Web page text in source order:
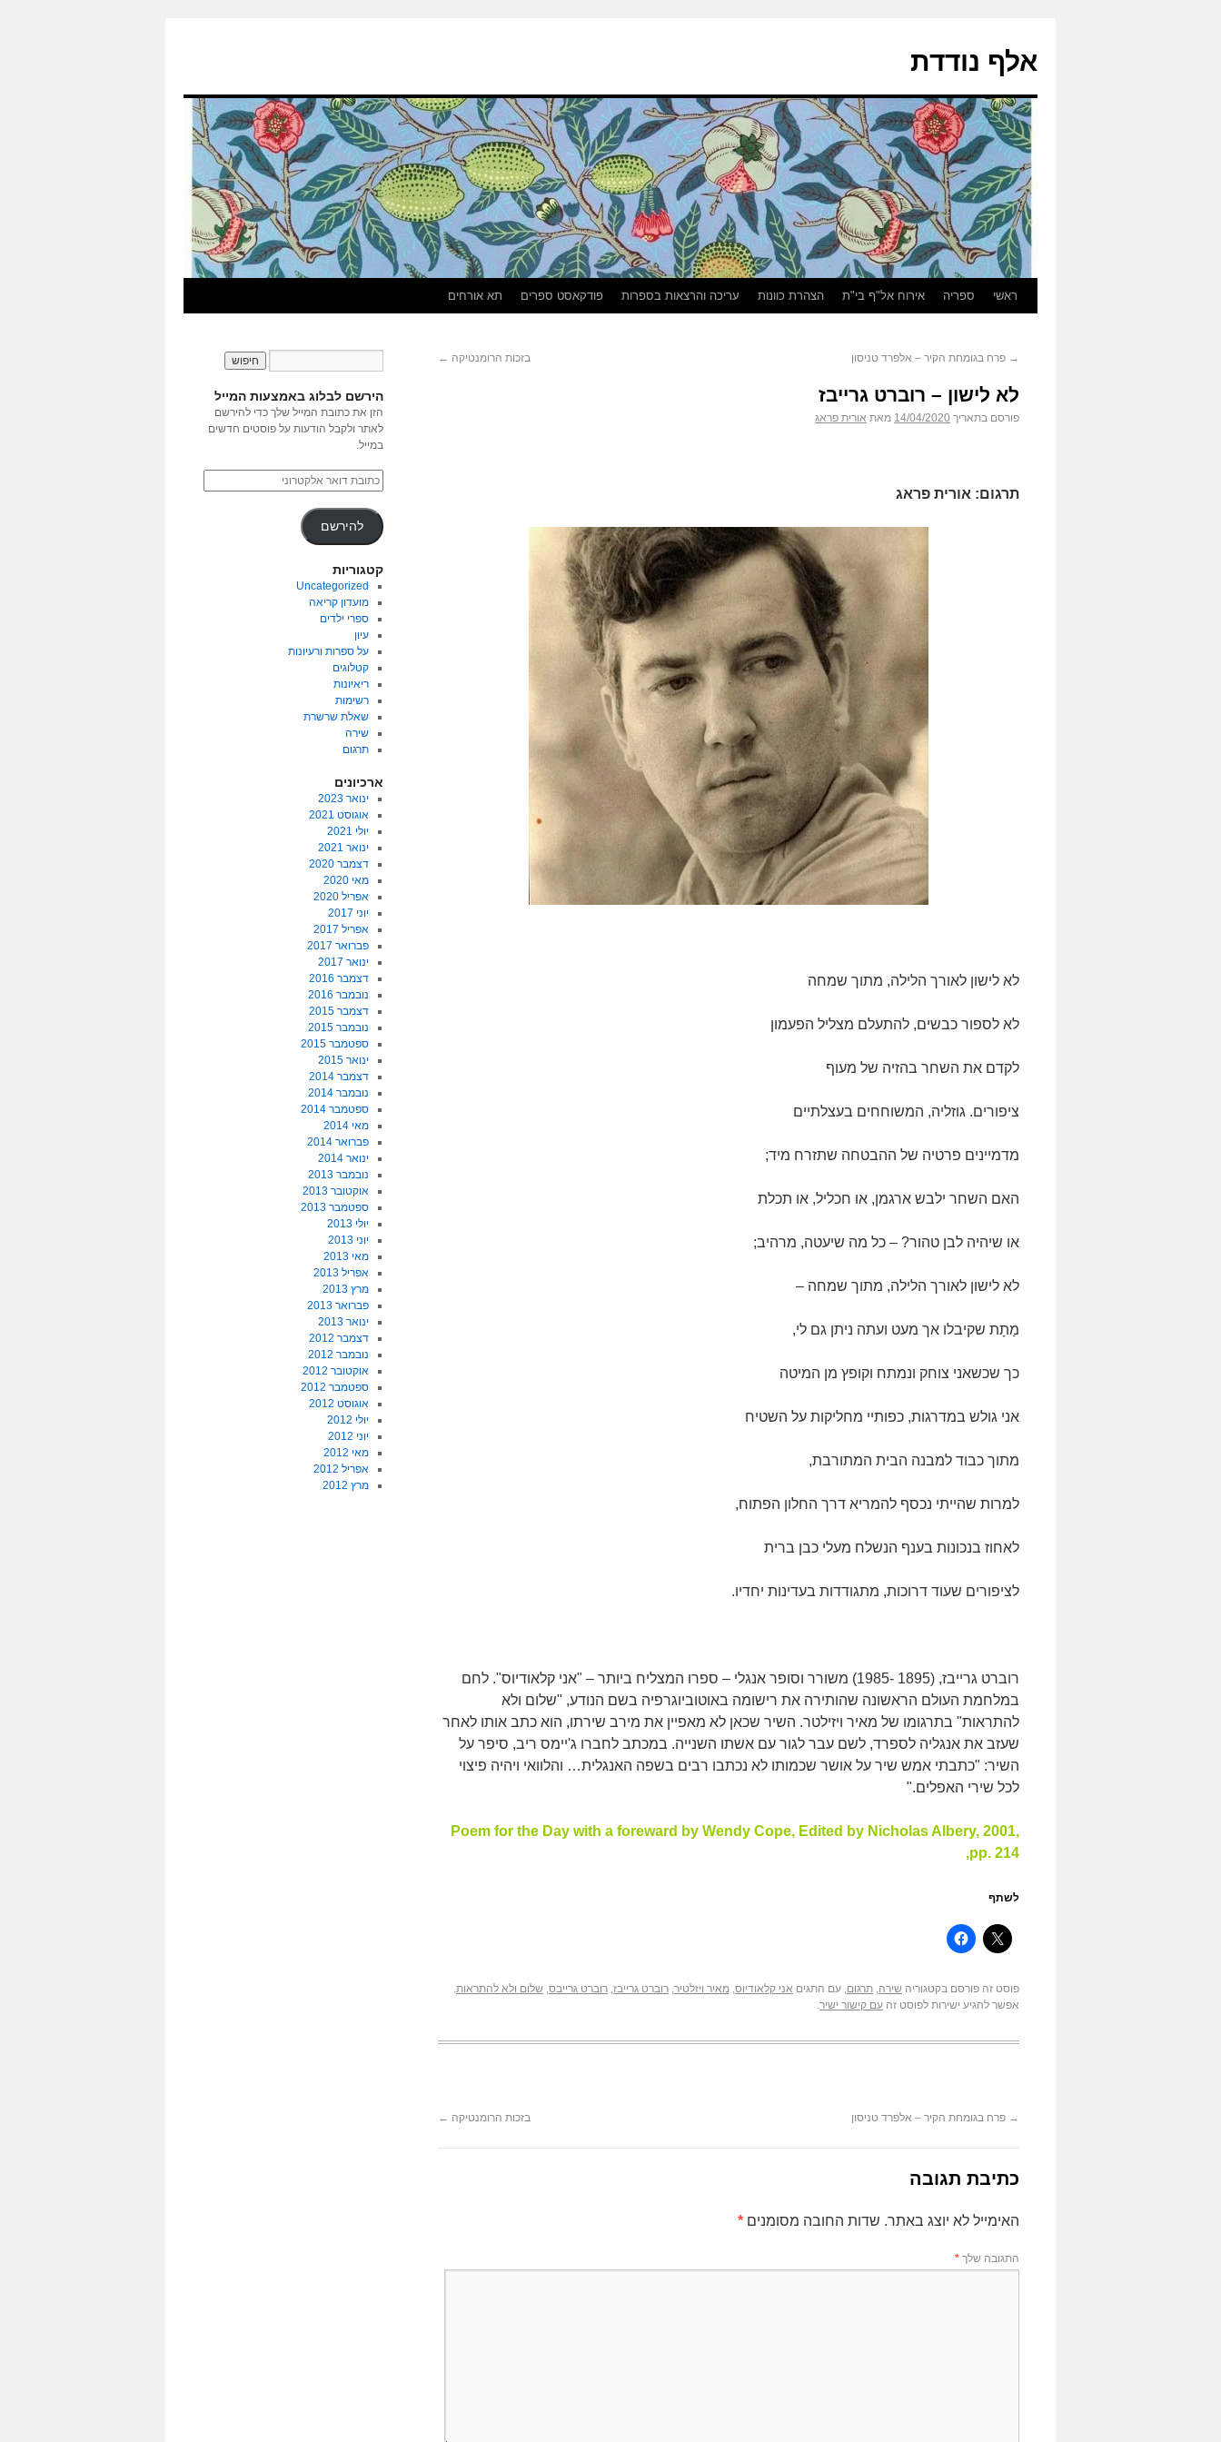
אלף נודדת
ראשי ספריה אירוח אל"ף בי"ת הצהרת כוונות עריכה והרצאות בספרות פודקאסט ספרים תא אורחים
→ פרח בגומחת הקיר – אלפרד טניסון בזכות הרומנטיקה ←
לא לישון – רוברט גרייבז
פורסם בתאריך 14/04/2020 מאת אורית פראג
תרגום: אורית פראג
לא לישון לאורך הלילה, מתוך שמחה
לא לספור כבשים, להתעלם מצליל הפעמון
לקדם את השחר בהזיה של מעוף
ציפורים. גוזליה, המשוחחים בעצלתיים
מדמיינים פרטיה של ההבטחה שתזרח מיד;
האם השחר ילבש ארגמן, או חכליל, או תכלת
או שיהיה לבן טהור? – כל מה שיעטה, מרהיב;
לא לישון לאורך הלילה, מתוך שמחה –
מַתָת שקיבלו אך מעט ועתה ניתן גם לי,
כך שכשאני צוחק ונמתח וקופץ מן המיטה
אני גולש במדרגות, כפותיי מחליקות על השטיח
מתוך כבוד למבנה הבית המתורבת,
למרות שהייתי נכסף להמריא דרך החלון הפתוח,
לאחוז בנכונות בענף הנשלח מעלי כבן ברית
לציפורים שעוד דרוכות, מתגודדות בעדינות יחדיו.
רוברט גרייבז, (1895 -1985) משורר וסופר אנגלי – ספרו המצליח ביותר – "אני קלאודיוס". לחם
במלחמת העולם הראשונה שהותירה את רישומה באוטוביוגרפיה בשם הנודע, "שלום ולא
להתראות" בתרגומו של מאיר ויזילטר. השיר שכאן לא מאפיין את מירב שירתו, הוא כתב אותו לאחר
שעזב את אנגליה לספרד, לשם עבר לגור עם אשתו השנייה. במכתב לחברו ג'יימס ריב, סיפר על
השיר: "כתבתי אמש שיר על אושר שכמותו לא נכתבו רבים בשפה האנגלית… והלוואי ויהיה פיצוי
לכל שירי האפלים."
,Poem for the Day with a foreward by Wendy Cope, Edited by Nicholas Albery, 2001
,pp. 214
לשתף
פוסט זה פורסם בקטגוריה שירה, תרגום, עם התגים אני קלאודיוס, מאיר ויזלטיר, רוברט גרייבז, רוברט גרייבס, שלום ולא להתראות.
אפשר להגיע ישירות לפוסט זה עם קישור ישיר.
→ פרח בגומחת הקיר – אלפרד טניסון בזכות הרומנטיקה ←
כתיבת תגובה
האימייל לא יוצג באתר. שדות החובה מסומנים *
התגובה שלך *
הירשם לבלוג באמצעות המייל
הזן את כתובת המייל שלך כדי להירשם
לאתר ולקבל הודעות על פוסטים חדשים
במייל.
להירשם
קטגוריות
Uncategorized
מועדון קריאה
ספרי ילדים
עיון
על ספרות ורעיונות
קטלוגים
ריאיונות
רשימות
שאלת שרשרת
שירה
תרגום
ארכיונים
ינואר 2023
אוגוסט 2021
יולי 2021
ינואר 2021
דצמבר 2020
מאי 2020
אפריל 2020
יוני 2017
אפריל 2017
פברואר 2017
ינואר 2017
דצמבר 2016
נובמבר 2016
דצמבר 2015
נובמבר 2015
ספטמבר 2015
ינואר 2015
דצמבר 2014
נובמבר 2014
ספטמבר 2014
מאי 2014
פברואר 2014
ינואר 2014
נובמבר 2013
אוקטובר 2013
ספטמבר 2013
יולי 2013
יוני 2013
מאי 2013
אפריל 2013
מרץ 2013
פברואר 2013
ינואר 2013
דצמבר 2012
נובמבר 2012
אוקטובר 2012
ספטמבר 2012
אוגוסט 2012
יולי 2012
יוני 2012
מאי 2012
אפריל 2012
מרץ 2012